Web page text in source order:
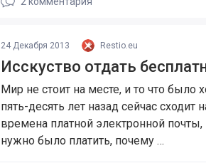
24 Декабря 2013 Restio.eu
Исскуство отдать
Мир не стоит на месте, и то что было
пять-десять лет назад сейчас сходит
времена платной электронной
нужно было платить, почему …